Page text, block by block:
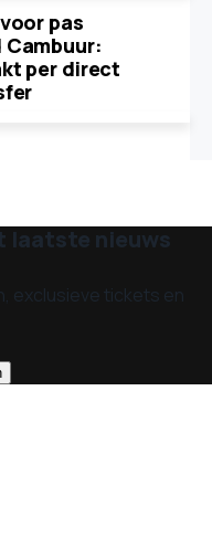
pas
per direct
laatste nieuws
exclusieve tickets en